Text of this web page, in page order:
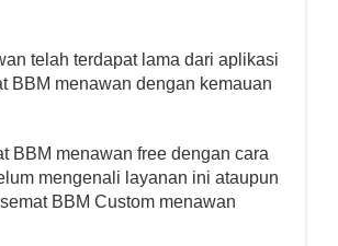
telah terdapat lama dari aplikasi
BBM menawan dengan kemauan
BBM menawan free dengan cara
mengenali layanan ini ataupun
BBM Custom menawan